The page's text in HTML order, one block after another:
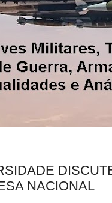
NACIONAL